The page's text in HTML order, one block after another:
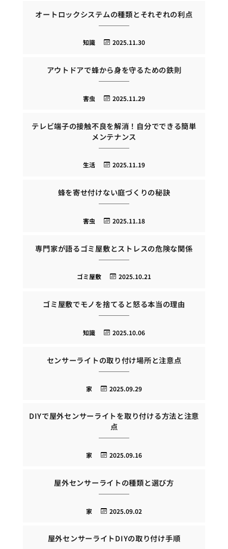
オートロックシステムの種類とそれぞれの利点
2025.11.30
知識
アウトドアで蜂から身を守るための鉄則
2025.11.29
害虫
テレビ端子の接触不良を解消！自分でできる簡単
メンテナンス
2025.11.19
生活
蜂を寄せ付けない庭づくりの秘訣
2025.11.18
害虫
専門家が語るゴミ屋敷とストレスの危険な関係
2025.10.21
ゴミ屋敷
ゴミ屋敷でモノを捨てると怒る本当の理由
2025.10.06
知識
センサーライトの取り付け場所と注意点
2025.09.29
家
DIYで屋外センサーライトを取り付ける方法と注意
点
2025.09.16
家
屋外センサーライトの種類と選び方
2025.09.02
家
屋外センサーライトDIYの取り付け手順